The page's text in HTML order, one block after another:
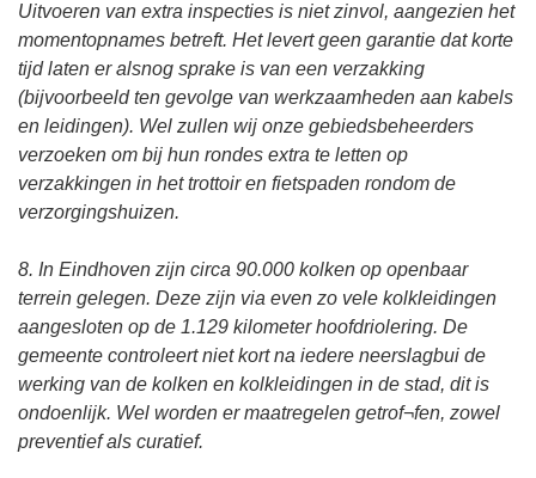
Uitvoeren van extra inspecties is niet zinvol, aangezien het
momentopnames betreft. Het levert geen garantie dat korte
tijd laten er alsnog sprake is van een verzakking
(bijvoorbeeld ten gevolge van werkzaamheden aan kabels
en leidingen). Wel zullen wij onze gebiedsbeheerders
verzoeken om bij hun rondes extra te letten op
verzakkingen in het trottoir en fietspaden rondom de
verzorgingshuizen.
8. In Eindhoven zijn circa 90.000 kolken op openbaar
terrein gelegen. Deze zijn via even zo vele kolkleidingen
aangesloten op de 1.129 kilometer hoofdriolering. De
gemeente controleert niet kort na iedere neerslagbui de
werking van de kolken en kolkleidingen in de stad, dit is
ondoenlijk. Wel worden er maatregelen getrof¬fen, zowel
preventief als curatief.